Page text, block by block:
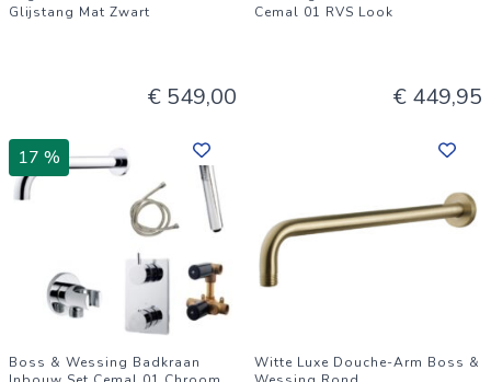
Glijstang Mat Zwart
€ 549,00
Cemal 01 RVS Look
€ 449,95
17 %
Boss & Wessing Badkraan
Witte Luxe Douche-Arm Boss &